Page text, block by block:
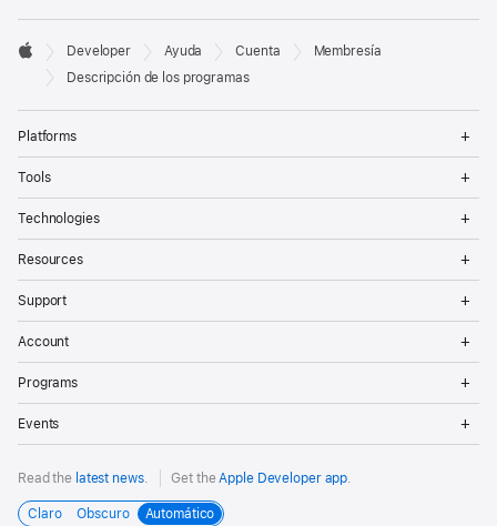
Developer
Footer

Apple
Developer Ayuda Cuenta
Membresía
Descripción de los programas
Platforms
Tools
Technologies
Resources
Support
Account
Programs
Events
Read the latest news. Get theApple Developer app.
Claro Obscuro Automático